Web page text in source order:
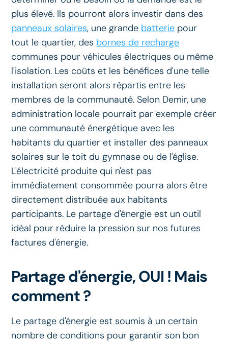
plus élevé. Ils pourront alors investir dans des
panneaux solaires, une grande batterie pour
tout le quartier, des bornes de recharge
communes pour véhicules électriques ou même
l'isolation. Les coûts et les bénéfices d'une telle
installation seront alors répartis entre les
membres de la communauté. Selon Demir, une
administration locale pourrait par exemple créer
une communauté énergétique avec les
habitants du quartier et installer des panneaux
solaires sur le toit du gymnase ou de l'église.
L'électricité produite qui n'est pas
immédiatement consommée pourra alors être
directement distribuée aux habitants
participants. Le partage d'énergie est un outil
idéal pour réduire la pression sur nos futures
factures d'énergie.
Partage d'énergie, OUI ! Mais
comment ?
Le partage d'énergie est soumis à un certain
nombre de conditions pour garantir son bon